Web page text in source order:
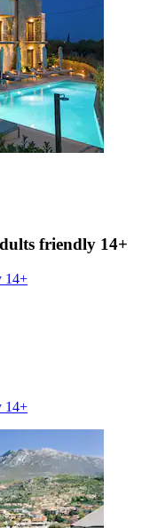
friendly 14+
14+
14+